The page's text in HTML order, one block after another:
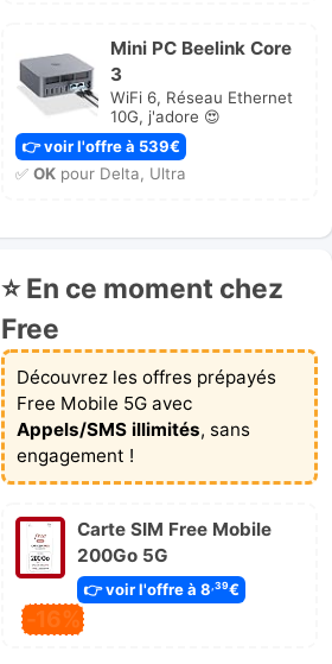
Mini PC Beelink Core
3
WiFi 6, Réseau Ethernet
10G, j'adore 😍
👉 voir l'offre à 539€
✅ OKpour Delta, Ultra
⭐ En ce moment chez
Free
Découvrez les offres prépayés
Free Mobile 5G avec
Appels/SMS illimités, sans
engagement !
Carte SIM Free Mobile
200Go 5G
👉 voir l'offre à 8,39€
-16%